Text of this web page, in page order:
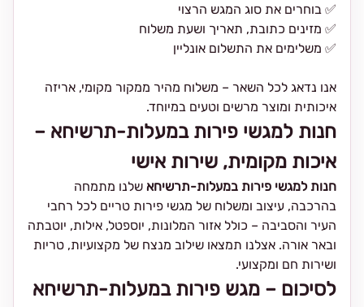
✅ בוחרים את סוג המגש הרצוי
✅ מזינים כתובת, תאריך ושעת משלוח
✅ משלימים את התשלום אונליין
אנו נדאג לכל השאר – משלוח מהיר ממקור מקומי, אריזה
איכותית ומוצר מרשים וטעים במיוחד.
חנות למגשי פירות במעלות-תרשיחא –
איכות מקומית, שירות אישי
חנות למגשי פירות במעלות-תרשיחא שלנו מתמחה
בהרכבה, עיצוב ומשלוח של מגשי פירות טריים לכל רחבי
העיר והסביבה – כולל אזור המלונות, יוספטל, אילות, יוטבתה
ובאר אורה. אצלנו תמצאו שילוב מנצח של מקצועיות, טריות
ושירות חם ומקצועי.
לסיכום – מגש פירות במעלות-תרשיחא